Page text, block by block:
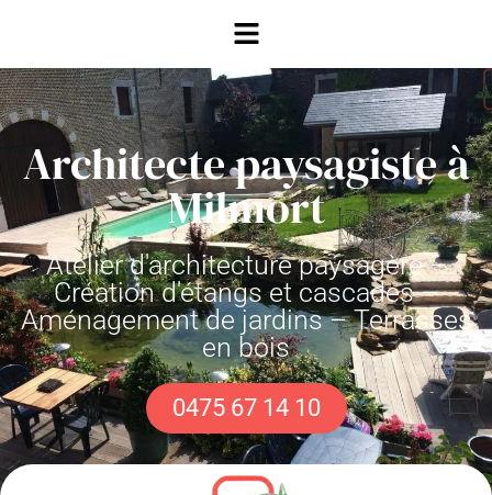
Architecte paysagiste à
Milmort
Atelier d'architecture paysagère –
Création d'étangs et cascades –
Aménagement de jardins – Terrasses
en bois
0475 67 14 10